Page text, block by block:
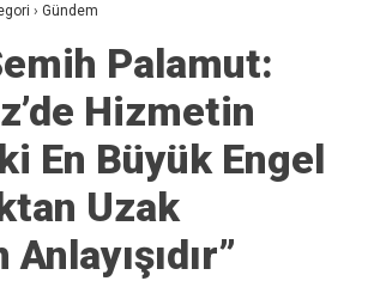
› Gündem
Palamut:
Hizmetin
En Büyük Engel
Uzak